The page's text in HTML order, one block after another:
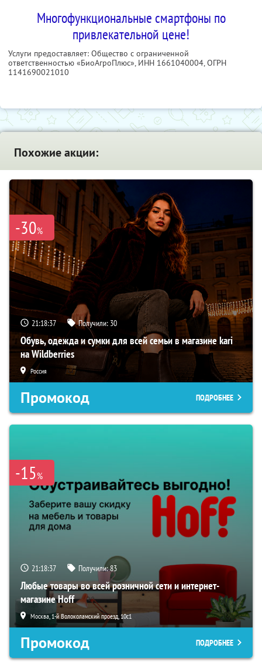
Многофункциональные смартфоны по
привлекательной цене!
Услуги предоставляет: Общество с ограниченной
ответственностью «БиоАгроПлюс», ИНН 1661040004, ОГРН
1141690021010
Похожие акции:
-30%
21:18:36 Получили: 30
Обувь, одежда и сумки для всей семьи в магазине kari
на Wildberries
Россия
Промокод ПОДРОБНЕЕ
-15%
21:18:36 Получили:83
Любые товары во всей розничной сети и интернет-
магазине Hoff
Москва, 1-й Волоколамский проезд, 10с1
Промокод ПОДРОБНЕЕ